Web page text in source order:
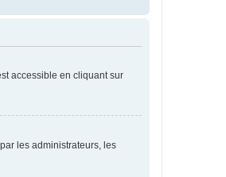
accessible en cliquant sur
les administrateurs, les